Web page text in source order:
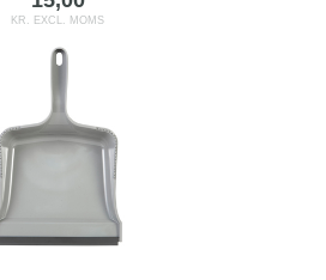
KR. EXCL. MOMS